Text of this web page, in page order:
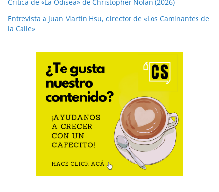
Crítica de «La Odisea» de Christopher Nolan (2026)
Entrevista a Juan Martín Hsu, director de «Los Caminantes de
la Calle»